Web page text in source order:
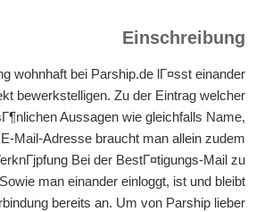
Einschreibung
wohnhaft bei Parship.de lГ¤sst einander
bewerkstelligen. Zu der Eintrag welcher
Aussagen wie gleichfalls Name,
Mail-Adresse braucht man allein zudem
Bei der BestГ¤tigungs-Mail zu
man einander einloggt, ist und bleibt
bereits an. Um von Parship lieber